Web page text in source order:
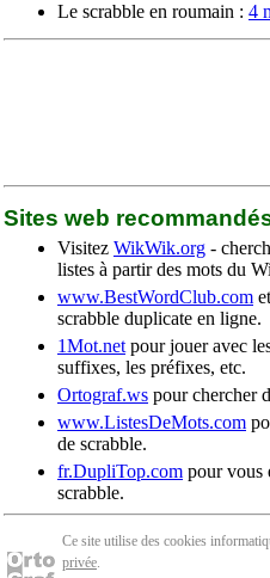
Le scrabble en roumain : 4
Sites web
Visitez WikWik.org -
listes à partir des mots du
www.BestWordClub.com et
scrabble duplicate en ligne.
1Mot.net pour jouer avec
suffixes, les préfixes, etc.
Ortograf.ws pour chercher
www.ListesDeMots.com
de scrabble.
fr.DupliTop.com pour vous
scrabble.
Ce site utilise des cookies
privée.